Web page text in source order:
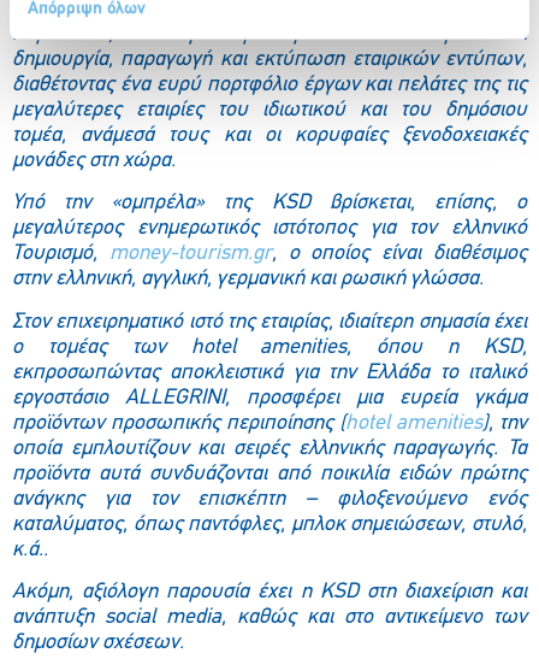
Απόρριψη όλων
Παράλληλα, η εταιρία δραστηριοποιείται δυναμικά στη
δημιουργία, παραγωγή και εκτύπωση εταιρικών εντύπων,
διαθέτοντας ένα ευρύ πορτφόλιο έργων και πελάτες της τις
μεγαλύτερες εταιρίες του ιδιωτικού και του δημόσιου
τομέα, ανάμεσά τους και οι κορυφαίες ξενοδοχειακές
μονάδες στη χώρα.
Υπό την «ομπρέλα» της KSD βρίσκεται, επίσης, ο
μεγαλύτερος ενημερωτικός ιστότοπος για τον ελληνικό
Τουρισμό, money-tourism.gr, ο οποίος είναι διαθέσιμος
στην ελληνική, αγγλική, γερμανική και ρωσική γλώσσα.
Στον επιχειρηματικό ιστό της εταιρίας, ιδιαίτερη σημασία έχει
ο τομέας των hotel amenities, όπου η KSD,
εκπροσωπώντας αποκλειστικά για την Ελλάδα το ιταλικό
εργοστάσιο ALLEGRINI, προσφέρει μια ευρεία γκάμα
προϊόντων προσωπικής περιποίησης (hotel amenities), την
οποία εμπλουτίζουν και σειρές ελληνικής παραγωγής. Τα
προϊόντα αυτά συνδυάζονται από ποικιλία ειδών πρώτης
ανάγκης για τον επισκέπτη – φιλοξενούμενο ενός
καταλύματος, όπως παντόφλες, μπλοκ σημειώσεων, στυλό,
κ.ά..
Ακόμη, αξιόλογη παρουσία έχει η KSD στη διαχείριση και
ανάπτυξη social media, καθώς και στο αντικείμενο των
δημοσίων σχέσεων.